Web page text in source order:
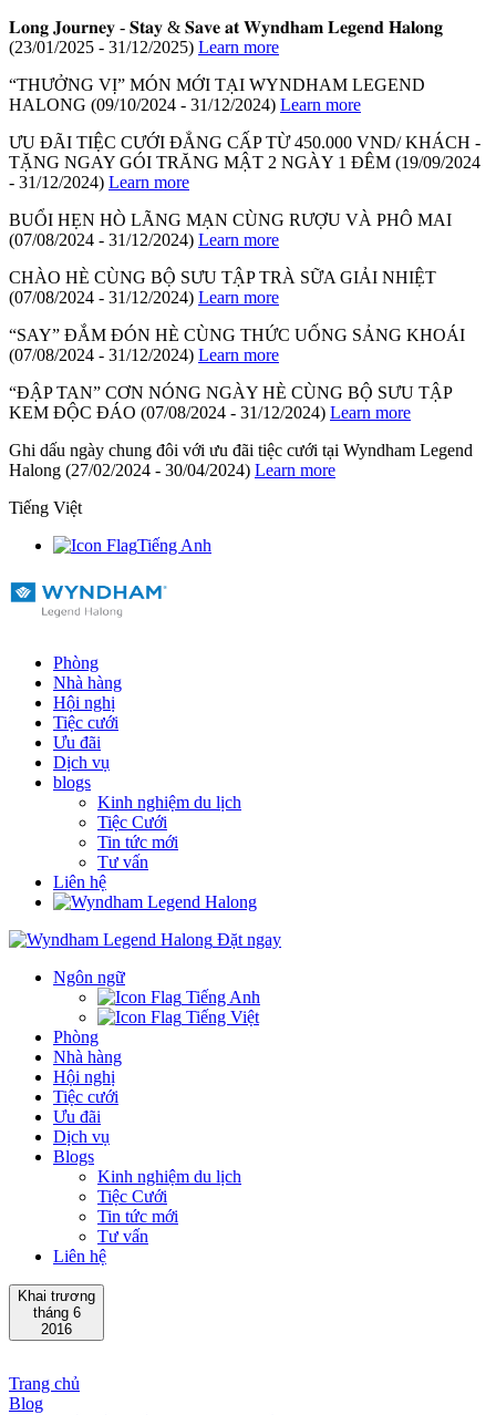
𝐋𝐨𝐧𝐠 𝐉𝐨𝐮𝐫𝐧𝐞𝐲 - 𝐒𝐭𝐚𝐲 & 𝐒𝐚𝐯𝐞 𝐚𝐭 𝐖𝐲𝐧𝐝𝐡𝐚𝐦 𝐋𝐞𝐠𝐞𝐧𝐝 𝐇𝐚𝐥𝐨𝐧𝐠
(23/01/2025 - 31/12/2025) Learn more
“THƯỞNG VỊ” MÓN MỚI TẠI WYNDHAM LEGEND
HALONG (09/10/2024 - 31/12/2024) Learn more
ƯU ĐÃI TIỆC CƯỚI ĐẲNG CẤP TỪ 450.000 VND/ KHÁCH -
TẶNG NGAY GÓI TRĂNG MẬT 2 NGÀY 1 ĐÊM (19/09/2024
- 31/12/2024) Learn more
BUỔI HẸN HÒ LÃNG MẠN CÙNG RƯỢU VÀ PHÔ MAI
(07/08/2024 - 31/12/2024) Learn more
CHÀO HÈ CÙNG BỘ SƯU TẬP TRÀ SỮA GIẢI NHIỆT
(07/08/2024 - 31/12/2024) Learn more
“SAY” ĐẮM ĐÓN HÈ CÙNG THỨC UỐNG SẢNG KHOÁI
(07/08/2024 - 31/12/2024) Learn more
“ĐẬP TAN” CƠN NÓNG NGÀY HÈ CÙNG BỘ SƯU TẬP
KEM ĐỘC ĐÁO (07/08/2024 - 31/12/2024) Learn more
Ghi dấu ngày chung đôi với ưu đãi tiệc cưới tại Wyndham Legend
Halong (27/02/2024 - 30/04/2024) Learn more
Tiếng Việt
Tiếng Anh
Phòng
Nhà hàng
Hội nghị
Tiệc cưới
Ưu đãi
Dịch vụ
blogs
Kinh nghiệm du lịch
Tiệc Cưới
Tin tức mới
Tư vấn
Liên hệ
Đặt ngay
Ngôn ngữ
Tiếng Anh
Tiếng Việt
Phòng
Nhà hàng
Hội nghị
Tiệc cưới
Ưu đãi
Dịch vụ
Blogs
Kinh nghiệm du lịch
Tiệc Cưới
Tin tức mới
Tư vấn
Liên hệ
Khai trương
tháng 6
2016
Trang chủ
Blog